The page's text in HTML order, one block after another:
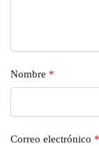
Nombre *
Correo electrónico *